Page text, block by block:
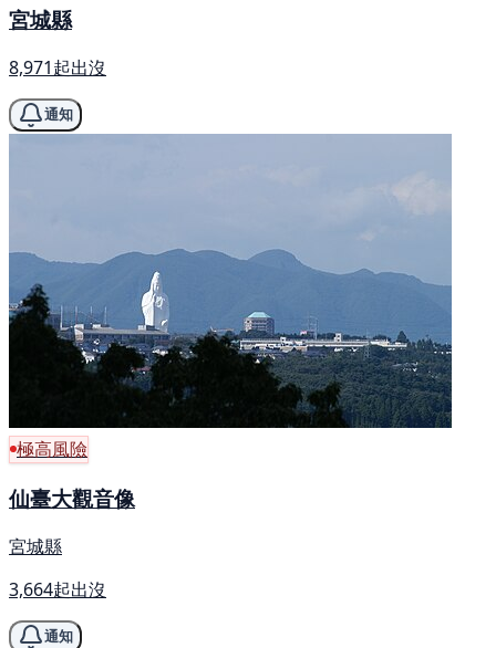
宮城縣
8,971起出沒
通知
極高風險
仙臺大觀音像
宮城縣
3,664起出沒
通知